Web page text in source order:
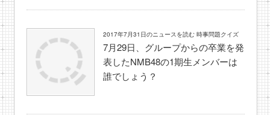
2017年7月31日のニュースを読む 時事問題クイズ
7月29日、グループからの卒業を発
表したNMB48の1期生メンバーは
誰でしょう？